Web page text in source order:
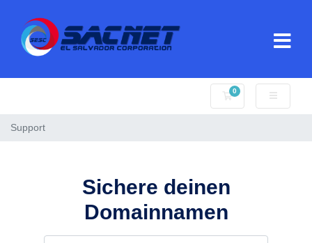
0
Mein Warenkorb
Support
Sichere deinen
Domainnamen